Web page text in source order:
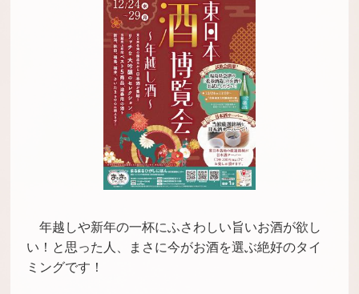
年越しや新年の一杯にふさわしい旨いお酒が欲し
い！と思った人、まさに今がお酒を選ぶ絶好のタイ
ミングです！